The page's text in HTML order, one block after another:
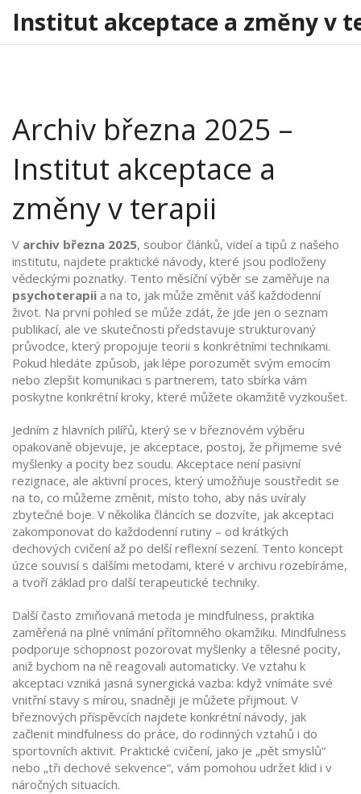
Institut akceptace a změny v
Archiv března 2025 –
Institut akceptace a
změny v terapii
V archiv března 2025, soubor článků, videí a tipů z našeho
institutu, najdete praktické návody, které jsou podloženy
vědeckými poznatky. Tento měsíční výběr se zaměřuje na
psychoterapii a na to, jak může změnit váš každodenní
život. Na první pohled se může zdát, že jde jen o seznam
publikací, ale ve skutečnosti představuje strukturovaný
průvodce, který propojuje teorii s konkrétními technikami.
Pokud hledáte způsob, jak lépe porozumět svým emocím
nebo zlepšit komunikaci s partnerem, tato sbírka vám
poskytne konkrétní kroky, které můžete okamžitě vyzkoušet.
Jedním z hlavních pilířů, který se v březnovém výběru
opakovaně objevuje, je akceptace, postoj, že přijmeme své
myšlenky a pocity bez soudu. Akceptace není pasivní
rezignace, ale aktivní proces, který umožňuje soustředit se
na to, co můžeme změnit, místo toho, aby nás uvíraly
zbytečné boje. V několika článcích se dozvíte, jak akceptaci
zakomponovat do každodenní rutiny – od krátkých
dechových cvičení až po delší reflexní sezení. Tento koncept
úzce souvisí s dalšími metodami, které v archivu rozebíráme,
a tvoří základ pro další terapeutické techniky.
Další často zmiňovaná metoda je mindfulness, praktika
zaměřená na plné vnímání přítomného okamžiku. Mindfulness
podporuje schopnost pozorovat myšlenky a tělesné pocity,
aniž bychom na ně reagovali automaticky. Ve vztahu k
akceptaci vzniká jasná synergická vazba: když vnímáte své
vnitřní stavy s mírou, snadněji je můžete přijmout. V
březnových příspěvcích najdete konkrétní návody, jak
začlenit mindfulness do práce, do rodinných vztahů i do
sportovních aktivit. Praktické cvičení, jako je „pět smyslů“
nebo „tři dechové sekvence“, vám pomohou udržet klid i v
náročných situacích.